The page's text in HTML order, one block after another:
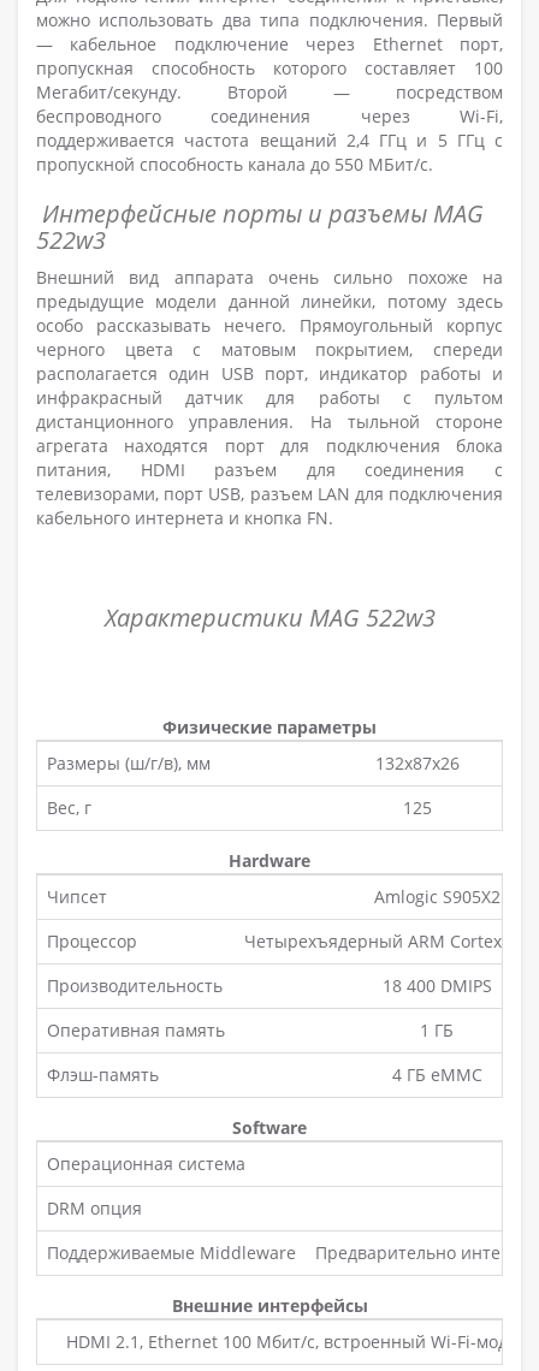
можно использовать два типа подключения. Первый
— кабельное подключение через Ethernet порт,
пропускная способность которого составляет 100
Мегабит/секунду. Второй — посредством
беспроводного соединения через Wi-Fi,
поддерживается частота вещаний 2,4 ГГц и 5 ГГц с
пропускной способность канала до 550 МБит/с.
Интерфейсные порты и разъемы MAG
522w3
Внешний вид аппарата очень сильно похоже на
предыдущие модели данной линейки, потому здесь
особо рассказывать нечего. Прямоугольный корпус
черного цвета с матовым покрытием, спереди
располагается один USB порт, индикатор работы и
инфракрасный датчик для работы с пультом
дистанционного управления. На тыльной стороне
агрегата находятся порт для подключения блока
питания, HDMI разъем для соединения с
телевизорами, порт USB, разъем LAN для подключения
кабельного интернета и кнопка FN.
Характеристики MAG 522w3
Физические параметры
Размеры (ш/г/в), мм
132x87x26
Вес, г
125
Hardware
Чипсет
Amlogic S905X2
Процессор
Четырехъядерный ARM Cortex-
Производительность
18 400 DMIPS
Оперативная память
1 ГБ
Флэш-память
4 ГБ eMMC
Software
Операционная система
DRM опция
Поддерживаемые Middleware
Предварительно
Внешние интерфейсы
HDMI 2.1, Ethernet 100 Мбит/с, встроенный Wi-Fi-модуль